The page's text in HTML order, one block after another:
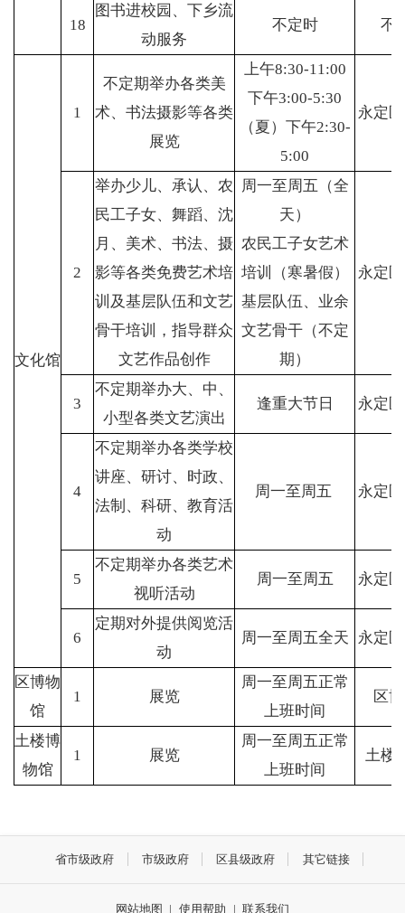
18
图书进校园、下乡流
动服务
不定时 不
文化馆
1
不定期举办各类美
术、书法摄影等各类
展览
上午8:30-11:00
下午3:00-5:30
（夏）下午2:30-
5:00
永定
2
举办少儿、承认、农
民工子女、舞蹈、沈
月、美术、书法、摄
影等各类免费艺术培
训及基层队伍和文艺
骨干培训，指导群众
文艺作品创作
周一至周五（全
天）
农民工子女艺术
培训（寒暑假）
基层队伍、业余
文艺骨干（不定
期）
永定
3
不定期举办大、中、
小型各类文艺演出
逢重大节日 永定
4
不定期举办各类学校
讲座、研讨、时政、
法制、科研、教育活
动
周一至周五 永定
5
不定期举办各类艺术
视听活动
周一至周五 永定
6
定期对外提供阅览活
动
周一至周五全天 永定
区博物
馆
1 展览
周一至周五正常
上班时间
区
土楼博
物馆
1 展览
周一至周五正常
上班时间
土楼
省市级政府 市级政府 区县级政府 其它链接
网站地图 | 使用帮助 | 联系我们